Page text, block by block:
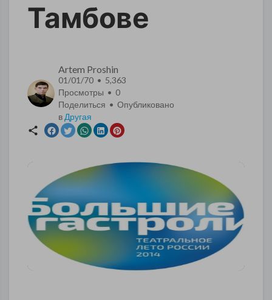
Тамбове
Artem Proshin
01/01/70 • 5,363
Просмотры • 0
Поделиться • Опубликовано
в Другая